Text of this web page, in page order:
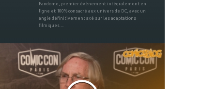
Fandome, premier évènement intégralement en
ligne et 100% consacré aux univers de DC, avec un
angle définitivement axé sur les adaptations
filmiques ...